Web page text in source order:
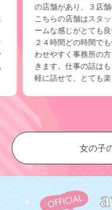
の店舗があり、３店舗
こちらの店舗はスタ
ームな感じがとても
２４時間どの時間で
わせやすく事務所の
きます。仕事の話は
軽に話せて、とても楽
女の子